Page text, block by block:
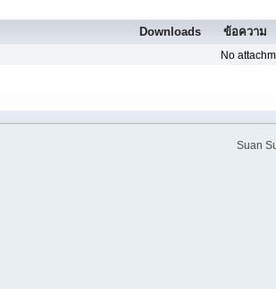
Downloads ข้อความ
No
Suan